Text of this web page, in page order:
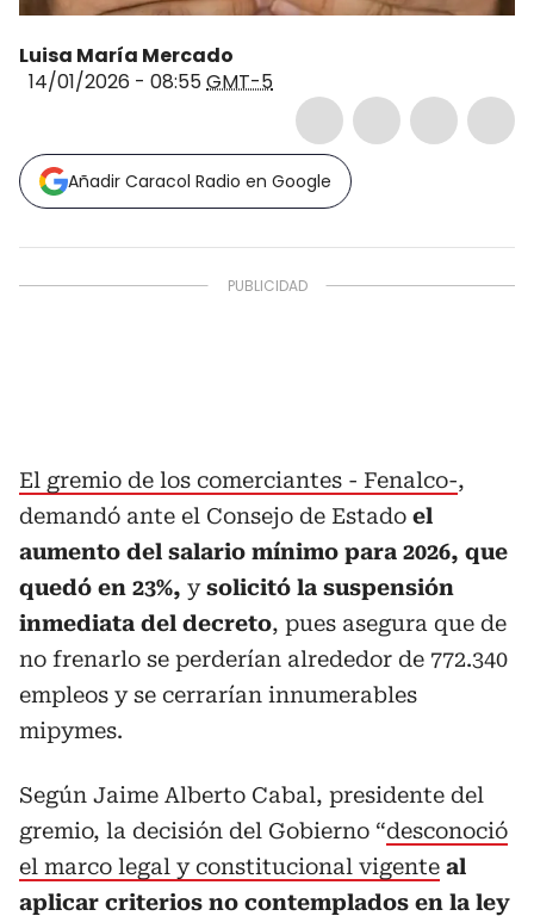
Luisa María Mercado
14/01/2026 - 08:55GMT-5
Añadir Caracol Radio en Google
El gremio de los comerciantes - Fenalco-,
demandó ante el Consejo de Estado el
aumento del salario mínimo para 2026, que
quedó en 23%, ysolicitó la suspensión
inmediata del decreto, pues asegura que de
no frenarlo se perderían alrededor de 772.340
empleos y se cerrarían innumerables
mipymes.
Según Jaime Alberto Cabal, presidente del
gremio, la decisión del Gobierno “desconoció
el marco legal y constitucional vigente al
aplicar criterios no contemplados en la ley